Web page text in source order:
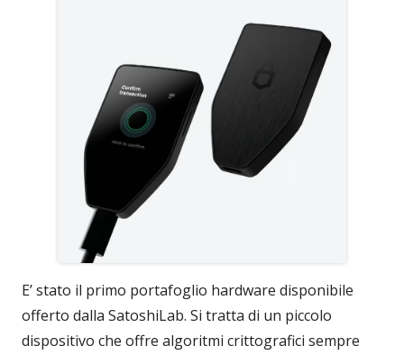
E’ stato il primo portafoglio hardware disponibile
offerto dalla SatoshiLab. Si tratta di un piccolo
dispositivo che offre algoritmi crittografici sempre